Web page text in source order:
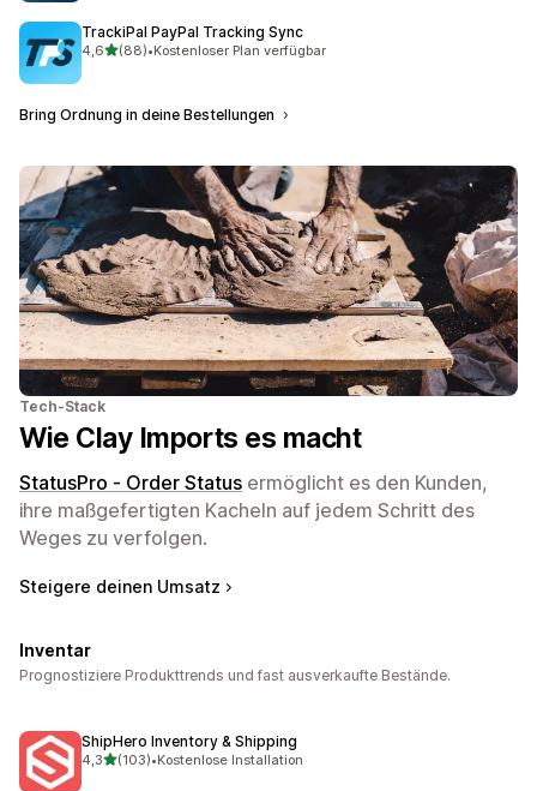
TrackiPal PayPal Tracking Sync
4,6von 5 Sternen
(88)
88 Rezensionen insgesamt
•Kostenloser Plan verfügbar
Bring Ordnung in deine Bestellungen
Tech-Stack
Wie Clay Imports es macht
StatusPro ‑ Order Status ermöglicht es den Kunden,
ihre maßgefertigten Kacheln auf jedem Schritt des
Weges zu verfolgen.
Steigere deinen Umsatz
Inventar
Prognostiziere Produkttrends und fast ausverkaufte Bestände.
ShipHero Inventory & Shipping
4,3von 5 Sternen
(103)
103 Rezensionen insgesamt
•Kostenlose Installation